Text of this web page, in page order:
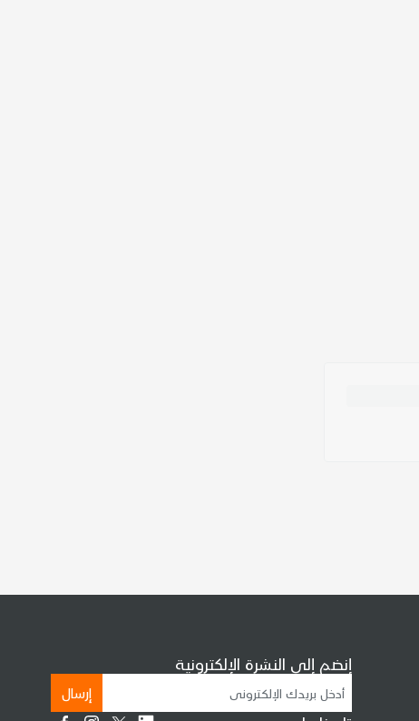
إنضم إلى النشرة الإلكترونية
إرسال